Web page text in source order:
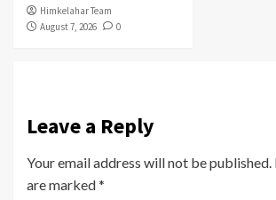
Himkelahar Team
August 7, 2026
0
Leave a Reply
Your email address will not be published.
are marked*